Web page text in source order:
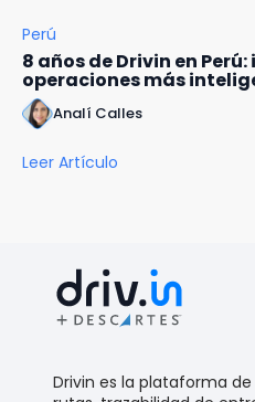
Perú
8 años de Drivin en
operaciones más
Analí Calles
Leer Artículo
Drivin es la plataforma